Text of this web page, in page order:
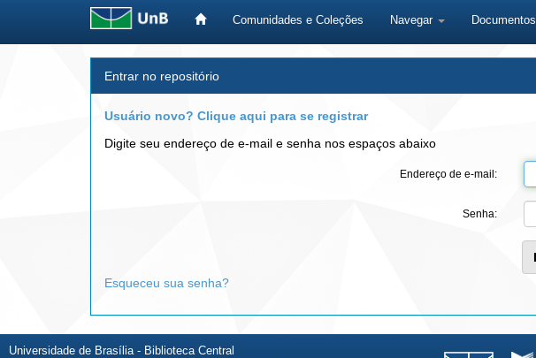
Comunidades e Coleções Navegar Documentos
Entrar no repositório
Usuário novo? Clique aqui para se registrar
Digite seu endereço de e-mail e senha nos espaços abaixo
Endereço de e-mail:
Senha:
Esqueceu sua senha?
Universidade de Brasília - Biblioteca Central